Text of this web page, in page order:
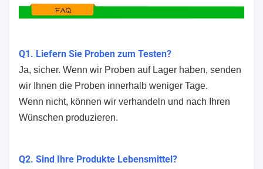
Q1. Liefern Sie Proben zum Testen?
Ja, sicher. Wenn wir Proben auf Lager haben, senden
wir Ihnen die Proben innerhalb weniger Tage.
Wenn nicht, können wir verhandeln und nach Ihren
Wünschen produzieren.
Q2. Sind Ihre Produkte Lebensmittel?